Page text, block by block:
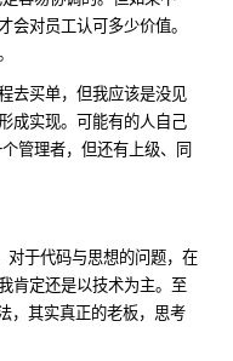
对员工认可多少价值。
去买单，但我应该是没见
成实现。可能有的人自己
管理者，但还有上级、同
对于代码与思想的问题，在
肯定还是以技术为主。至
，其实真正的老板，思考